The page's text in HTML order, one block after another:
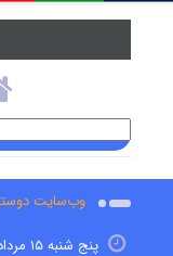
وب‌سایت
پنج شنبه ۱۵ مرداد ۱۴۰۵